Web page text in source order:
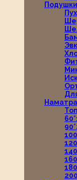
Подушки
Пух